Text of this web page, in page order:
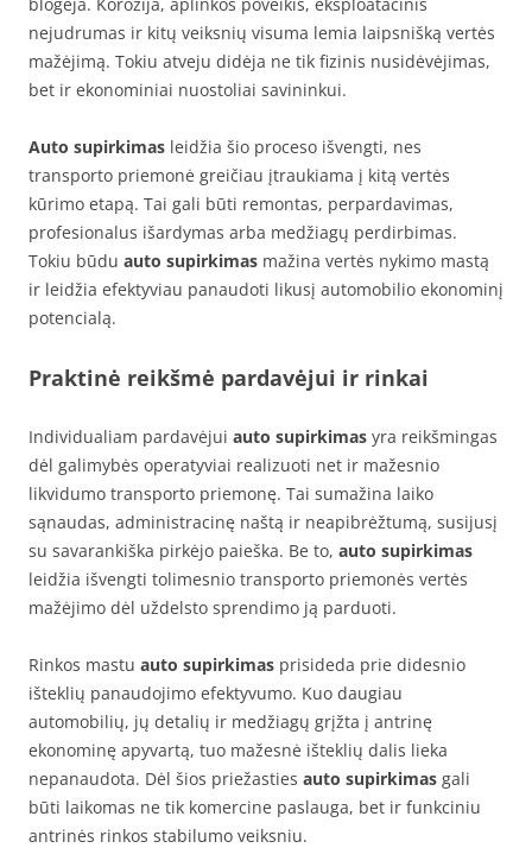
nejudrumas ir kitų veiksnių visuma lemia laipsnišką vertės
mažėjimą. Tokiu atveju didėja ne tik fizinis nusidėvėjimas,
bet ir ekonominiai nuostoliai savininkui.
Auto supirkimas leidžia šio proceso išvengti, nes
transporto priemonė greičiau įtraukiama į kitą vertės
kūrimo etapą. Tai gali būti remontas, perpardavimas,
profesionalus išardymas arba medžiagų perdirbimas.
Tokiu būdu auto supirkimas mažina vertės nykimo mastą
ir leidžia efektyviau panaudoti likusį automobilio ekonominį
potencialą.
Praktinė reikšmė pardavėjui ir rinkai
Individualiam pardavėjui auto supirkimas yra reikšmingas
dėl galimybės operatyviai realizuoti net ir mažesnio
likvidumo transporto priemonę. Tai sumažina laiko
sąnaudas, administracinę naštą ir neapibrėžtumą, susijusį
su savarankiška pirkėjo paieška. Be to, auto supirkimas
leidžia išvengti tolimesnio transporto priemonės vertės
mažėjimo dėl uždelsto sprendimo ją parduoti.
Rinkos mastu auto supirkimas prisideda prie didesnio
išteklių panaudojimo efektyvumo. Kuo daugiau
automobilių, jų detalių ir medžiagų grįžta į antrinę
ekonominę apyvartą, tuo mažesnė išteklių dalis lieka
nepanaudota. Dėl šios priežasties auto supirkimas gali
būti laikomas ne tik komercine paslauga, bet ir funkciniu
antrinės rinkos stabilumo veiksniu.